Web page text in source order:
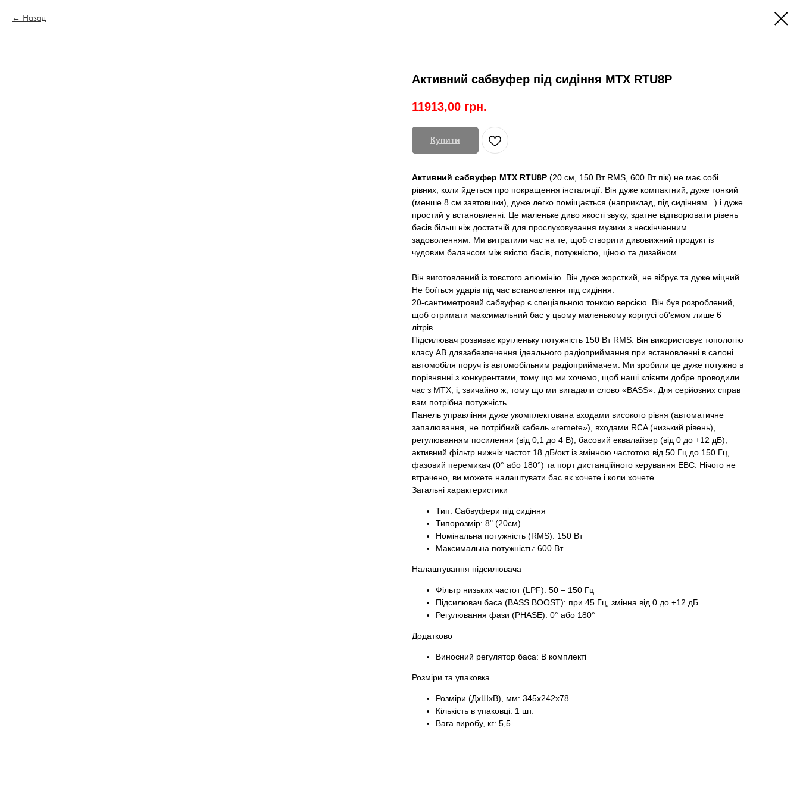
Назад
Активний сабвуфер під сидіння MTX RTU8P
11913,00 грн.
Купити
Активний сабвуфер MTX RTU8P (20 см, 150 Вт RMS, 600 Вт пік) не має собі
рівних, коли йдеться про покращення інсталяції. Він дуже компактний, дуже тонкий
(менше 8 см завтовшки), дуже легко поміщається (наприклад, під сидінням...) і дуже
простий у встановленні. Це маленьке диво якості звуку, здатне відтворювати рівень
басів більш ніж достатній для прослуховування музики з нескінченним
задоволенням. Ми витратили час на те, щоб створити дивовижний продукт із
чудовим балансом між якістю басів, потужністю, ціною та дизайном.
Він виготовлений із товстого алюмінію. Він дуже жорсткий, не вібрує та дуже міцний.
Не боїться ударів під час встановлення під сидіння.
20-сантиметровий сабвуфер є спеціальною тонкою версією. Він був розроблений,
щоб отримати максимальний бас у цьому маленькому корпусі об'ємом лише 6
літрів.
Підсилювач розвиває кругленьку потужність 150 Вт RMS. Він використовує топологію
класу AB длязабезпечення ідеального радіоприймання при встановленні в салоні
автомобіля поруч із автомобільним радіоприймачем. Ми зробили це дуже потужно в
порівнянні з конкурентами, тому що ми хочемо, щоб наші клієнти добре проводили
час з MTX, і, звичайно ж, тому що ми вигадали слово «BASS». Для серйозних справ
вам потрібна потужність.
Панель управління дуже укомплектована входами високого рівня (автоматичне
запалювання, не потрібний кабель «remete»), входами RCA (низький рівень),
регулюванням посилення (від 0,1 до 4 В), басовий еквалайзер (від 0 до +12 дБ),
активний фільтр нижніх частот 18 дБ/окт із змінною частотою від 50 Гц до 150 Гц,
фазовий перемикач (0° або 180°) та порт дистанційного керування EBC. Нічого не
втрачено, ви можете налаштувати бас як хочете і коли хочете.
Загальні характеристики
Тип: Сабвуфери під сидіння
Типорозмір: 8" (20см)
Номінальна потужність (RMS): 150 Вт
Максимальна потужність: 600 Вт
Налаштування підсилювача
Фільтр низьких частот (LPF): 50 – 150 Гц
Підсилювач баса (BASS BOOST): при 45 Гц, змінна від 0 до +12 дБ
Регулювання фази (PHASE): 0° або 180°
Додатково
Виносний регулятор баса: В комплекті
Розміри та упаковка
Розміри (ДхШхВ), мм: 345x242x78
Кількість в упаковці: 1 шт.
Вага виробу, кг: 5,5